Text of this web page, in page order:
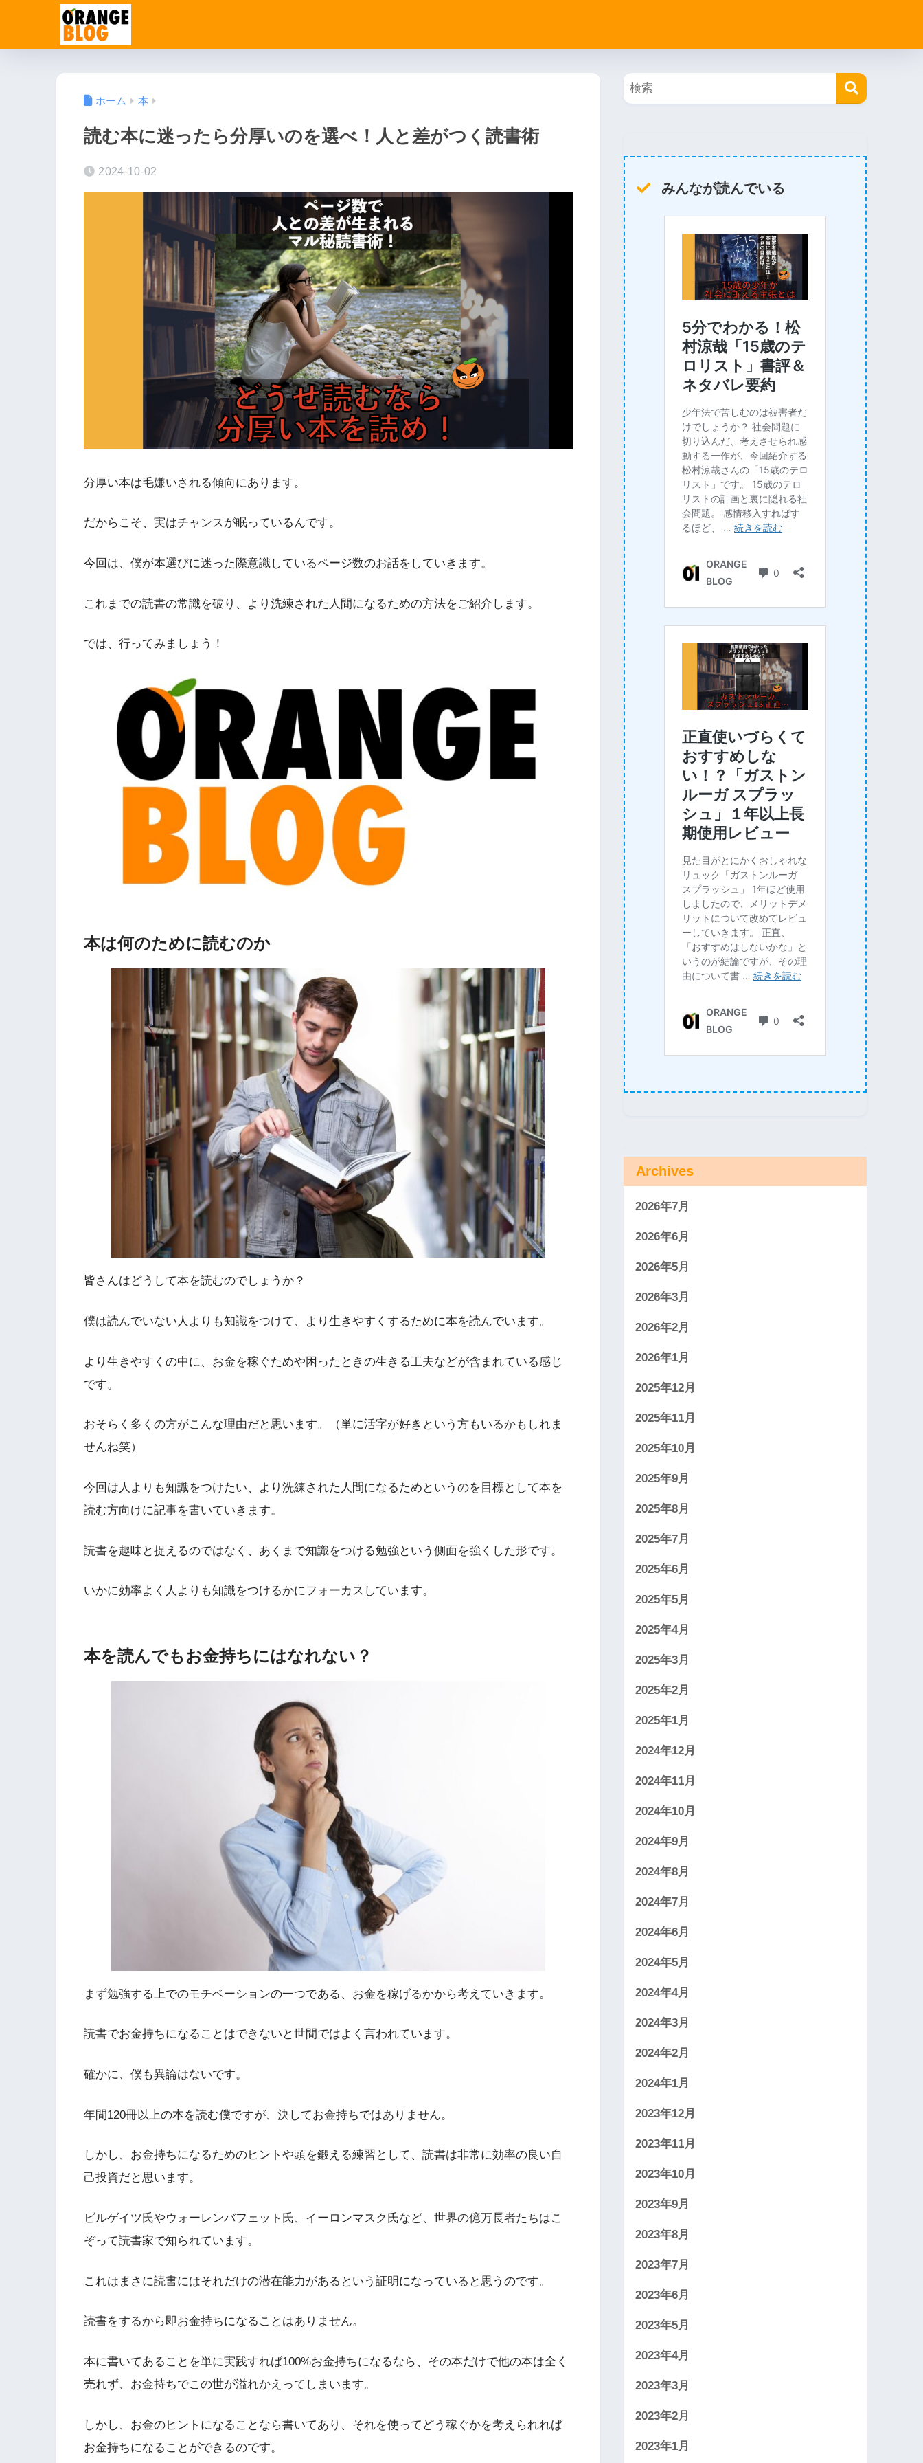
ホーム 本
読む本に迷ったら分厚いのを選べ！人と差がつく読書術
2024-10-02
分厚い本は毛嫌いされる傾向にあります。
だからこそ、実はチャンスが眠っているんです。
今回は、僕が本選びに迷った際意識しているページ数のお話をしていきます。
これまでの読書の常識を破り、より洗練された人間になるための方法をご紹介します。
では、行ってみましょう！
本は何のために読むのか
皆さんはどうして本を読むのでしょうか？
僕は読んでいない人よりも知識をつけて、より生きやすくするために本を読んでいます。
より生きやすくの中に、お金を稼ぐためや困ったときの生きる工夫などが含まれている感じ
です。
おそらく多くの方がこんな理由だと思います。（単に活字が好きという方もいるかもしれま
せんね笑）
今回は人よりも知識をつけたい、より洗練された人間になるためというのを目標として本を
読む方向けに記事を書いていきます。
読書を趣味と捉えるのではなく、あくまで知識をつける勉強という側面を強くした形です。
いかに効率よく人よりも知識をつけるかにフォーカスしています。
本を読んでもお金持ちにはなれない？
まず勉強する上でのモチベーションの一つである、お金を稼げるかから考えていきます。
読書でお金持ちになることはできないと世間ではよく言われています。
確かに、僕も異論はないです。
年間120冊以上の本を読む僕ですが、決してお金持ちではありません。
しかし、お金持ちになるためのヒントや頭を鍛える練習として、読書は非常に効率の良い自
己投資だと思います。
ビルゲイツ氏やウォーレンバフェット氏、イーロンマスク氏など、世界の億万長者たちはこ
ぞって読書家で知られています。
これはまさに読書にはそれだけの潜在能力があるという証明になっていると思うのです。
読書をするから即お金持ちになることはありません。
本に書いてあることを単に実践すれば100%お金持ちになるなら、その本だけで他の本は全く
売れず、お金持ちでこの世が溢れかえってしまいます。
しかし、お金のヒントになることなら書いてあり、それを使ってどう稼ぐかを考えられれば
お金持ちになることができるのです。
みんなが読んでいる
Archives
2026年7月
2026年6月
2026年5月
2026年3月
2026年2月
2026年1月
2025年12月
2025年11月
2025年10月
2025年9月
2025年8月
2025年7月
2025年6月
2025年5月
2025年4月
2025年3月
2025年2月
2025年1月
2024年12月
2024年11月
2024年10月
2024年9月
2024年8月
2024年7月
2024年6月
2024年5月
2024年4月
2024年3月
2024年2月
2024年1月
2023年12月
2023年11月
2023年10月
2023年9月
2023年8月
2023年7月
2023年6月
2023年5月
2023年4月
2023年3月
2023年2月
2023年1月